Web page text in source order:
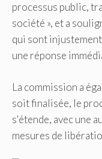
processus public,
société », et a
qui sont
une réponse
La commission a
soit finalisée, le
s'étende, avec une
mesures de